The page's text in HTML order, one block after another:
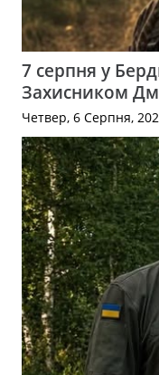
7 серпня у
Захисником
Четвер, 6 Серпня,